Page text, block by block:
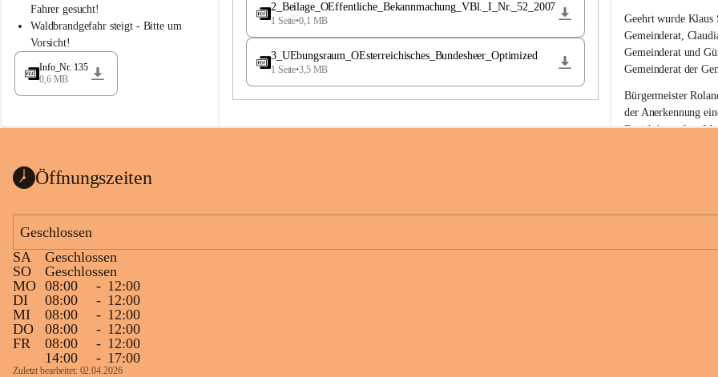
a
d
l
a
Fahrer gesucht!
Waldbrandgefahr steigt - Bitte um
Vorsicht!
Info_Nr. 135
0,6 MB
e
a
2_Beilage_OEffentliche_Bekannmachung_VBl._I_Nr._52_2007
1 Seite•0,1 MB
3_UEbungsraum_OEsterreichisches_Bundesheer_Optimized
1 Seite•3,5 MB
M
a
g
d
a
l
e
n
a
Geehrt wurde Klaus
Gemeinderat,
Gemeinderat und
Gemeinderat der
Bürgermeister
der Anerkennung
Bezirkshauptfrau
Öffnungszeiten
Geschlossen
SA
Geschlossen
SO
Geschlossen
MO 08:00 - 12:00
DI
08:00 - 12:00
MI
08:00 - 12:00
DO
08:00 - 12:00
FR
08:00 - 12:00
14:00
- 17:00
Zuletzt bearbeitet: 02.04.2026